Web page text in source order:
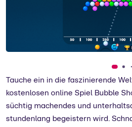
Tauche ein in die faszinierende
kostenlosen online Spiel Bubble
süchtig machendes und
stundenlang begeistern wird.